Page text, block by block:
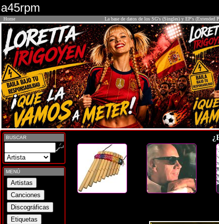
a45rpm
Home La base de datos de los SG's (Singles) y EP's (Extended
BUSCAR
MENÚ